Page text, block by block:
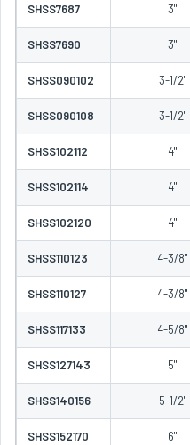
SHSS7687 3"
SHSS7690 3"
SHSS090102 3-1/2"
SHSS090108 3-1/2"
SHSS102112 4"
SHSS102114 4"
SHSS102120 4"
SHSS110123 4-3/8"
SHSS110127 4-3/8"
SHSS117133 4-5/8"
SHSS127143 5"
SHSS140156 5-1/2"
SHSS152170 6"